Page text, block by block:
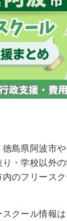
島県阿波市
・学校以外
のフリース
クール情報